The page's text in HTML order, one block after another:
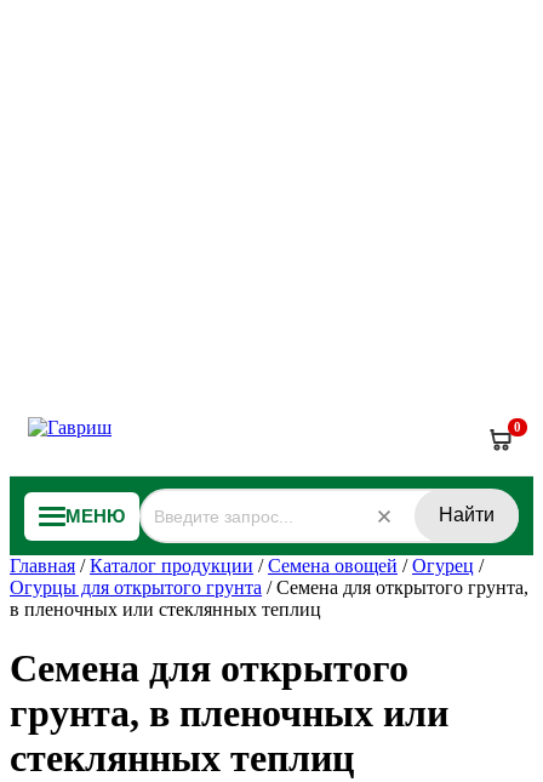
0
МЕНЮ Найти
Главная /Каталог продукции /Семена овощей /Огурец /
Огурцы для открытого грунта /Семена для открытого грунта,
в пленочных или стеклянных теплиц
Семена для открытого
грунта, в пленочных или
стеклянных теплиц